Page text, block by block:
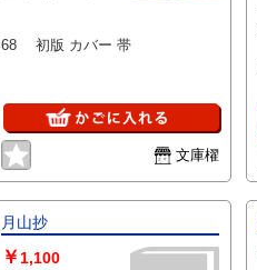
68 初版 カバー 帯
文庫櫂
月山抄
￥ 1,100